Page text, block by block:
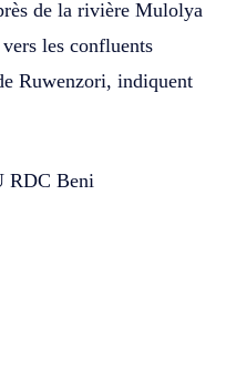
de la rivière Mulolya
les confluents
Ruwenzori, indiquent
RDC Beni